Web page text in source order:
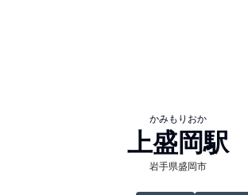
かみもりおか
上盛岡駅
岩手県盛岡市